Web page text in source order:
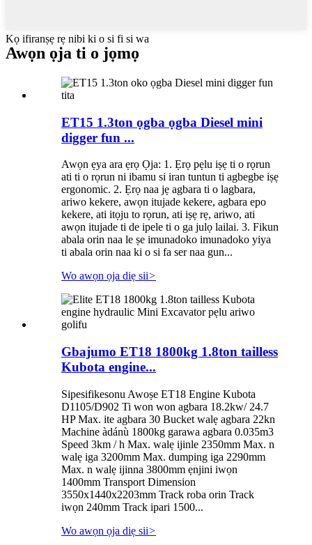
Kọ ifiranṣẹ rẹ nibi ki o si fi si wa
Awọn ọja ti o jọmọ
ET15 1.3ton ọgba ọgba Diesel mini
digger fun ...
Awọn ẹya ara ẹrọ Ọja: 1. Ẹrọ pẹlu iṣẹ ti o rọrun
ati ti o rọrun ni ibamu si iran tuntun ti agbegbe iṣẹ
ergonomic. 2. Ẹrọ naa jẹ agbara ti o lagbara,
ariwo kekere, awọn itujade kekere, agbara epo
kekere, ati itọju to rọrun, ati iṣẹ rẹ, ariwo, ati
awọn itujade ti de ipele ti o ga julọ lailai. 3. Fikun
abala orin naa le ṣe imunadoko imunadoko yiya
ti abala orin naa ki o si fa ser naa gun...
Wo awọn ọja diẹ sii>
Gbajumo ET18 1800kg 1.8ton tailless
Kubota engine...
Sipesifikesonu Awoṣe ET18 Engine Kubota
D1105/D902 Ti won won agbara 18.2kw/ 24.7
HP Max. ite agbara 30 Bucket walẹ agbara 22kn
Machine àdánù 1800kg garawa agbara 0.035m3
Speed ​​3km / h Max. walẹ ijinle 2350mm Max. n
walẹ iga 3200mm Max. dumping iga 2290mm
Max. n walẹ ijinna 3800mm ẹnjini iwọn
1400mm Transport Dimension
3550x1440x2203mm Track roba orin Track
iwọn 240mm Track ipari 1500...
Wo awọn ọja diẹ sii>